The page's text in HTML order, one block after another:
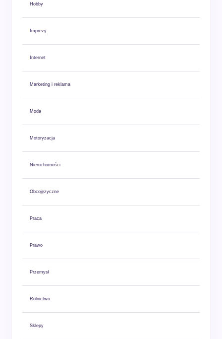
Hobby
Imprezy
Internet
Marketing i reklama
Moda
Motoryzacja
Nieruchomości
Obcojęzyczne
Praca
Prawo
Przemysł
Rolnictwo
Sklepy